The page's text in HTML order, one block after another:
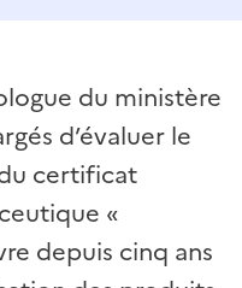
du ministère
d’évaluer le
certificat
«
depuis cinq ans